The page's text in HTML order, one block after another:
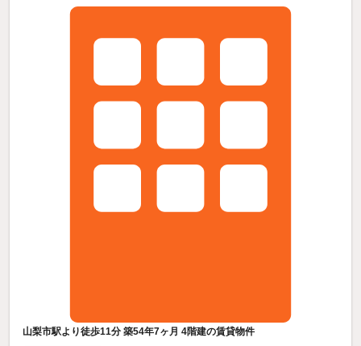
山梨市駅より徒歩11分 築54年7ヶ月 4階建の賃貸物件